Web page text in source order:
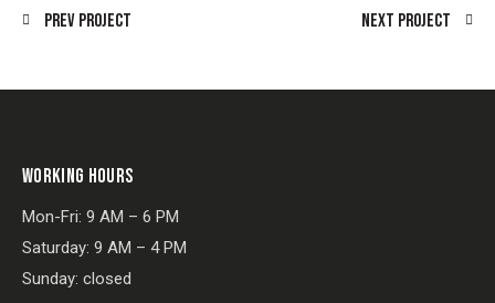
Prev Project Next Project
WORKING HOURS
Mon-Fri: 9 AM – 6 PM
Saturday: 9 AM – 4 PM
Sunday: closed